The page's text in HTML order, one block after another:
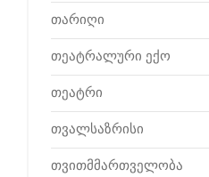
თარიღი
თეატრალური ექო
თეატრი
თვალსაზრისი
თვითმმართველობა